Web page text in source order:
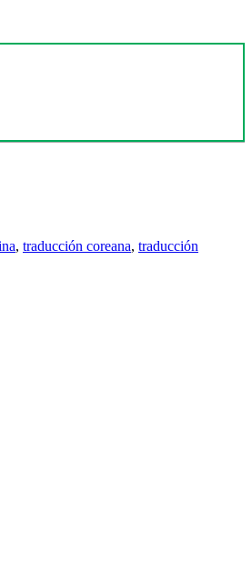
, traducción coreana, traducción